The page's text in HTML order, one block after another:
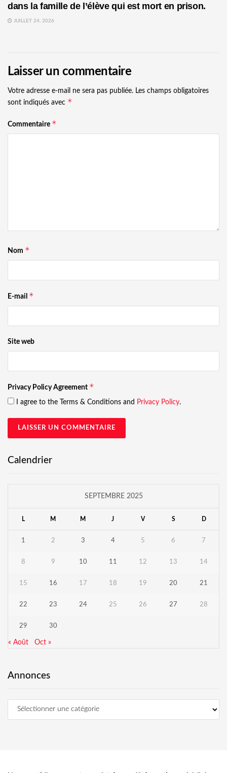
dans la famille de l’élève qui est mort en prison.
JUILLET 24, 2026
Laisser un commentaire
Votre adresse e-mail ne sera pas publiée. Les champs obligatoires
sont indiqués avec *
Commentaire *
Nom *
E-mail *
Site web
Privacy Policy Agreement *
I agree to the Terms & Conditions and Privacy Policy.
Calendrier
SEPTEMBRE 2025
L M M J V S D
1 2 3 4 5 6 7
8 9 10 11 12 13 14
15 16 17 18 19 20 21
22 23 24 25 26 27 28
29 30
« Août Oct »
Annonces